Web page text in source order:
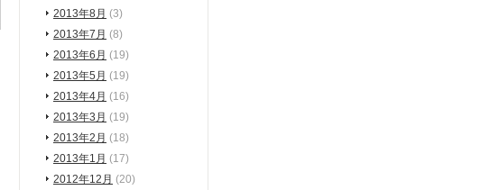
2013年8月 (3)
2013年7月 (8)
2013年6月 (19)
2013年5月 (19)
2013年4月 (16)
2013年3月 (19)
2013年2月 (18)
2013年1月 (17)
2012年12月 (20)